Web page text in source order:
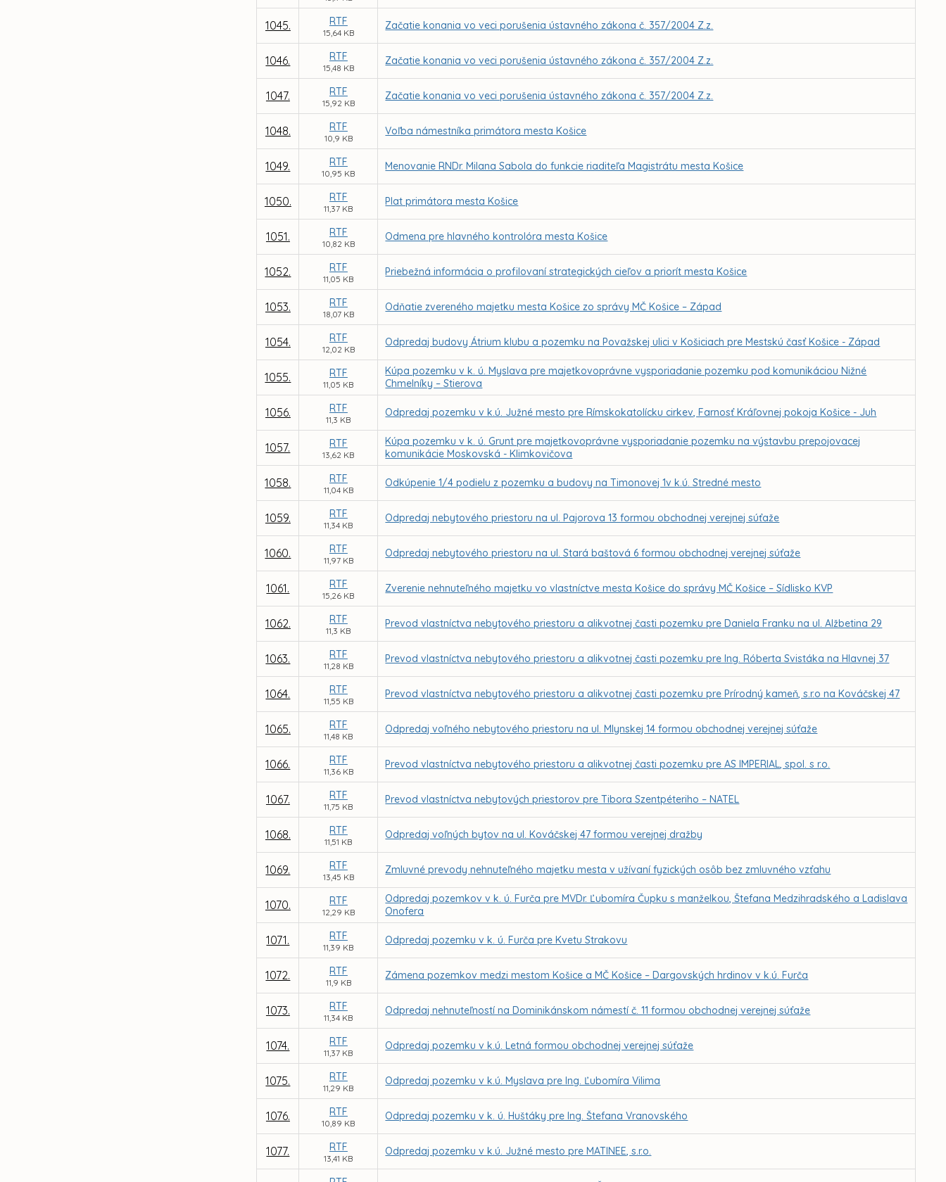
1045. RTF
15,64 KB
Začatie konania vo veci porušenia ústavného zákona č. 357/2004 Z.z.
1046. RTF
15,48 KB
Začatie konania vo veci porušenia ústavného zákona č. 357/2004 Z.z.
1047. RTF
15,92 KB
Začatie konania vo veci porušenia ústavného zákona č. 357/2004 Z.z.
1048. RTF
10,9 KB
Voľba námestníka primátora mesta Košice
1049. RTF
10,95 KB
Menovanie RNDr. Milana Sabola do funkcie riaditeľa Magistrátu mesta Košice
1050. RTF
11,37 KB
Plat primátora mesta Košice
1051. RTF
10,82 KB
Odmena pre hlavného kontrolóra mesta Košice
1052. RTF
11,05 KB
Priebežná informácia o profilovaní strategických cieľov a priorít mesta Košice
1053. RTF
18,07 KB
Odňatie zvereného majetku mesta Košice zo správy MČ Košice – Západ
1054. RTF
12,02 KB
Odpredaj budovy Átrium klubu a pozemku na Považskej ulici v Košiciach pre Mestskú časť Košice - Západ
1055. RTF
11,05 KB
Kúpa pozemku v k. ú. Myslava pre majetkovoprávne vysporiadanie pozemku pod komunikáciou Nižné
Chmelníky – Stierova
1056. RTF
11,3 KB
Odpredaj pozemku v k.ú. Južné mesto pre Rímskokatolícku cirkev, Farnosť Kráľovnej pokoja Košice - Juh
1057. RTF
13,62 KB
Kúpa pozemku v k. ú. Grunt pre majetkovoprávne vysporiadanie pozemku na výstavbu prepojovacej
komunikácie Moskovská - Klimkovičova
1058. RTF
11,04 KB
Odkúpenie 1/4 podielu z pozemku a budovy na Timonovej 1v k.ú. Stredné mesto
1059. RTF
11,34 KB
Odpredaj nebytového priestoru na ul. Pajorova 13 formou obchodnej verejnej súťaže
1060. RTF
11,97 KB
Odpredaj nebytového priestoru na ul. Stará baštová 6 formou obchodnej verejnej súťaže
1061. RTF
15,26 KB
Zverenie nehnuteľného majetku vo vlastníctve mesta Košice do správy MČ Košice – Sídlisko KVP
1062. RTF
11,3 KB
Prevod vlastníctva nebytového priestoru a alikvotnej časti pozemku pre Daniela Franku na ul. Alžbetina 29
1063. RTF
11,28 KB
Prevod vlastníctva nebytového priestoru a alikvotnej časti pozemku pre Ing. Róberta Svistáka na Hlavnej 37
1064. RTF
11,55 KB
Prevod vlastníctva nebytového priestoru a alikvotnej časti pozemku pre Prírodný kameň, s.r.o na Kováčskej 47
1065. RTF
11,48 KB
Odpredaj voľného nebytového priestoru na ul. Mlynskej 14 formou obchodnej verejnej súťaže
1066. RTF
11,36 KB
Prevod vlastníctva nebytového priestoru a alikvotnej časti pozemku pre AS IMPERIAL, spol. s r.o.
1067. RTF
11,75 KB
Prevod vlastníctva nebytových priestorov pre Tibora Szentpéteriho – NATEL
1068. RTF
11,51 KB
Odpredaj voľných bytov na ul. Kováčskej 47 formou verejnej dražby
1069. RTF
13,45 KB
Zmluvné prevody nehnuteľného majetku mesta v užívaní fyzických osôb bez zmluvného vzťahu
1070. RTF
12,29 KB
Odpredaj pozemkov v k. ú. Furča pre MVDr. Ľubomíra Čupku s manželkou, Štefana Medzihradského a Ladislava
Onofera
1071. RTF
11,39 KB
Odpredaj pozemku v k. ú. Furča pre Kvetu Strakovu
1072. RTF
11,9 KB
Zámena pozemkov medzi mestom Košice a MČ Košice – Dargovských hrdinov v k.ú. Furča
1073. RTF
11,34 KB
Odpredaj nehnuteľností na Dominikánskom námestí č. 11 formou obchodnej verejnej súťaže
1074. RTF
11,37 KB
Odpredaj pozemku v k.ú. Letná formou obchodnej verejnej súťaže
1075. RTF
11,29 KB
Odpredaj pozemku v k.ú. Myslava pre Ing. Ľubomíra Vilima
1076. RTF
10,89 KB
Odpredaj pozemku v k. ú. Huštáky pre Ing. Štefana Vranovského
1077. RTF
13,41 KB
Odpredaj pozemku v k.ú. Južné mesto pre MATINEE, s.r.o.